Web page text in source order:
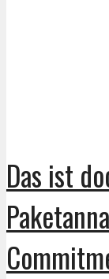
Das ist